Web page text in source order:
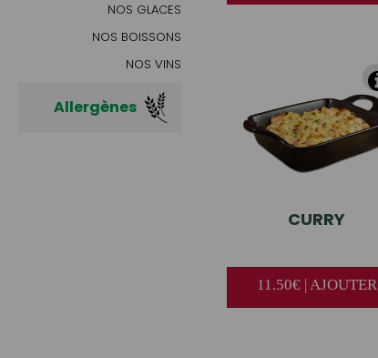
NOS GLACES
NOS BOISSONS
NOS VINS
Allergènes
CURRY
11.50€ | AJOUTER